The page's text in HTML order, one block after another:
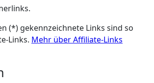
(*) gekennzeichnete Links sind so
Links. Mehr über Affiliate-Links